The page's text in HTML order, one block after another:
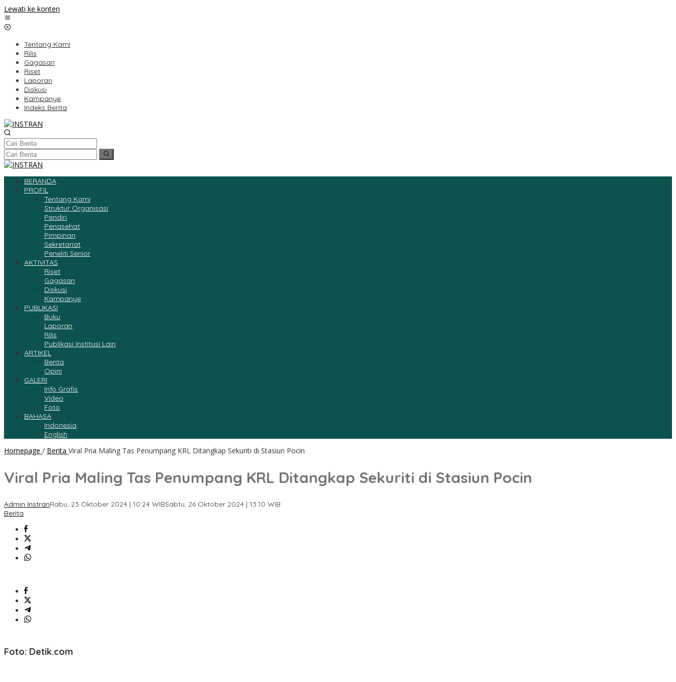
Lewati ke konten
Tentang Kami
Rilis
Gagasan
Riset
Laporan
Diskusi
Kampanye
Indeks Berita
BERANDA
PROFIL
Tentang Kami
Struktur Organisasi
Pendiri
Penasehat
Pimpinan
Sekretariat
Peneliti Senior
AKTIVITAS
Riset
Gagasan
Diskusi
Kampanye
PUBLIKASI
Buku
Laporan
Rilis
Publikasi Institusi Lain
ARTIKEL
Berita
Opini
GALERI
Info Grafis
Video
Foto
BAHASA
Indonesia
English
Homepage / Berita Viral Pria Maling Tas Penumpang KRL Ditangkap Sekuriti di Stasiun Pocin
Viral Pria Maling Tas Penumpang KRL Ditangkap Sekuriti di Stasiun Pocin
Admin InstranRabu, 23 Oktober 2024 | 10:24 WIBSabtu, 26 Oktober 2024 | 13:10 WIB
Berita
Foto: Detik.com